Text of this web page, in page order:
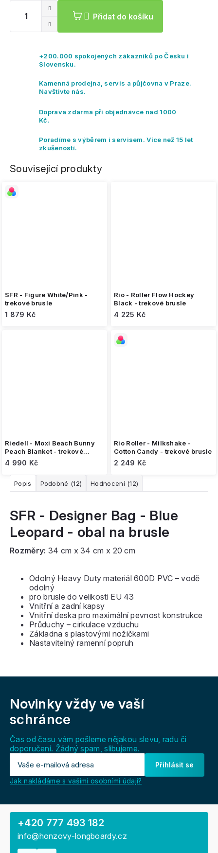
Přidat do košíku
+200.000 spokojených zákazníků po Česku i
Slovensku.
Kamenná prodejna, servis a půjčovna v Praze.
Navštivte nás.
Doprava zdarma při objednávce nad 1000
Kč.
Poradíme s výběrem i servisem. Více než 15 let
zkušeností.
Související produkty
SFR - Figure White/Pink -
trekové brusle
1 879 Kč
Rio - Roller Flow Hockey
Black - trekové brusle
4 225 Kč
Riedell - Moxi Beach Bunny
Peach Blanket - trekové
brusle
4 990 Kč
Rio Roller - Milkshake -
Cotton Candy - trekové brusle
2 249 Kč
Popis Podobné (12) Hodnocení (12)
SFR - Designer Bag - Blue
Leopard - obal na brusle
Rozměry: 34 cm x 34 cm x 20 cm
Odolný Heavy Duty materiál 600D PVC – vodě
odolný
pro brusle do velikosti EU 43
Vnitřní a zadní kapsy
Vnitřní deska pro maximální pevnost konstrukce
Průduchy – cirkulace vzduchu
Základna s plastovými nožičkami
Nastavitelný ramenní popruh
Novinky vždy ve vaší
schránce
Čas od času vám pošleme nějakou slevu, radu či
doporučení. Žádný spam, slibujeme.
Přihlásit se
Jak nakládáme s vašimi osobními údaji?
+420 777 493 182
info@honzovy-longboardy.cz